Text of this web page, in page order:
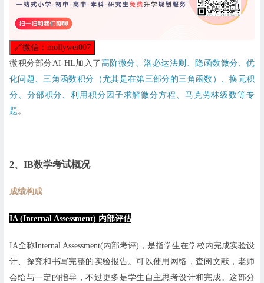
🔗微信：mollywei007
微积分部分AI-HL加入了 高阶微分、洛必达法则、隐函数微分、优
化问题、三角函数积分（尤其是在第三部分的三角函数）、换元积
分、分部积分、利用积分因子求解微分方程、马克劳林级数等专
题。
2、IB数学考试概况
成绩构成
IA (Internal Assessment) 内部评估
IA全称Internal Assessment(内部考评)，是指学生在学校内完成实验设
计、探究和书写完整的实验报告。可以使用网络，查阅文献，老师
会给与一定的指导，不过更多是学生自主思考设计和完成。这部分